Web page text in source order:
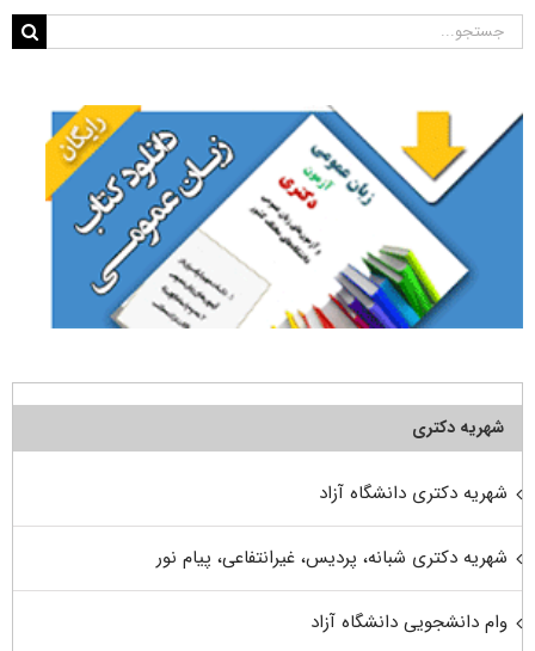
جستجو
شهریه دکتری
شهریه دکتری دانشگاه آزاد
شهریه دکتری شبانه، پردیس، غیرانتفاعی، پیام نور
وام دانشجویی دانشگاه آزاد